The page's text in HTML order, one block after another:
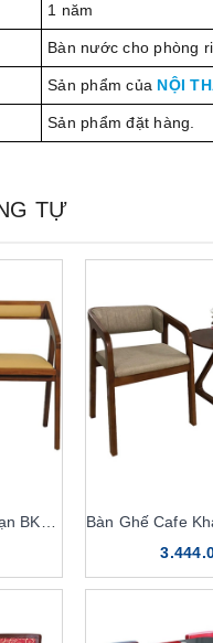
1 năm
Bàn nước cho phòng
Sản phẩm của NỘI
Sản phẩm đặt hàng.
TỰ